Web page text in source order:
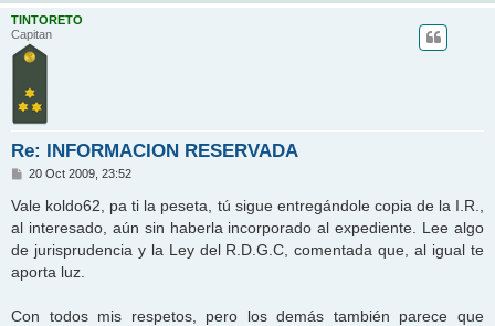
TINTORETO
Capitan
Re: INFORMACION RESERVADA
M
n
s
a
e
20 Oct 2009, 23:52
Vale koldo62, pa ti la peseta, tú sigue entregándole copia de la I.R.,
al interesado, aún sin haberla incorporado al expediente. Lee algo
de jurisprudencia y la Ley del R.D.G.C, comentada que, al igual te
aporta luz.
Con todos mis respetos, pero los demás también parece que